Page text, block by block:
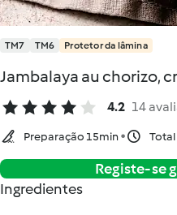
TM7 TM6 Protetor da lâmina
Jambalaya au chorizo,
4.2 14
Preparação 15min Total
Registe-se
Ingredientes